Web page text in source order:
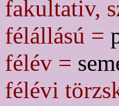
fakultativ,
félállású =
félév =
félévi